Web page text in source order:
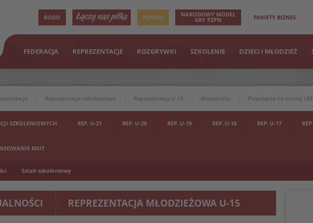
RODO PZPN24 NARODOWY MODEL
GRY PZPN PAKIETY BIZNES
FEDERACJA REPREZENTACJE ROZGRYWKI SZKOLENIE DZIECI I MŁODZIEŻ
Reprezentacje młodzieżowe Reprezentacja U-15 Aktualności Powołania na turniej
SZKOLENIOWYCH REP. U-21 REP. U-20 REP. U-19 REP. U-18 REP. U-17
MSIT
Sztab szkoleniowy
REPREZENTACJA MŁODZIEŻOWA U-15